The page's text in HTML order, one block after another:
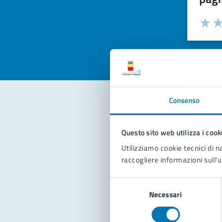
Consenso
Questo sito web utilizza i
Utilizziamo cookie tecnici di
raccogliere informazioni
Necessari
Valuta